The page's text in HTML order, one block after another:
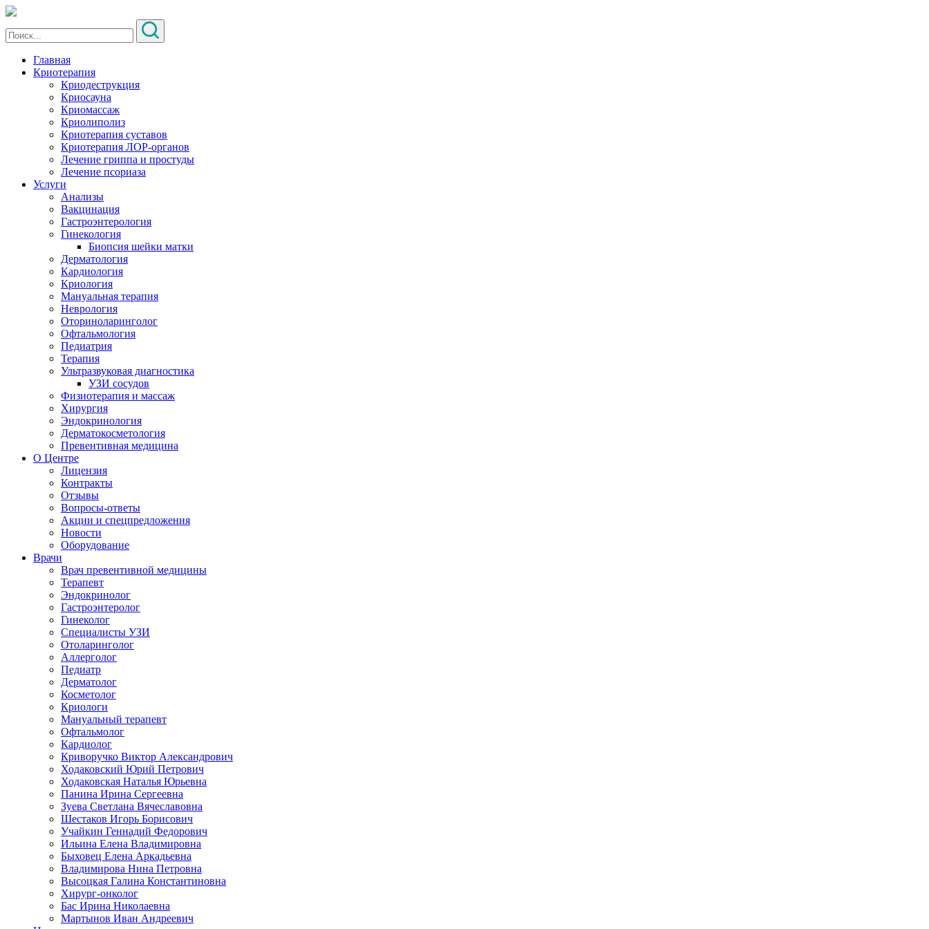
Главная
Криотерапия
Криодеструкция
Криосауна
Криомассаж
Криолиполиз
Криотерапия суставов
Криотерапия ЛОР-органов
Лечение гриппа и простуды
Лечение псориаза
Услуги
Анализы
Вакцинация
Гастроэнтерология
Гинекология
Биопсия шейки матки
Дерматология
Кардиология
Криология
Мануальная терапия
Неврология
Оториноларинголог
Офтальмология
Педиатрия
Терапия
Ультразвуковая диагностика
УЗИ сосудов
Физиотерапия и массаж
Хирургия
Эндокринология
Дерматокосметология
Превентивная медицина
О Центре
Лицензия
Контракты
Отзывы
Вопросы-ответы
Акции и спецпредложения
Новости
Оборудование
Врачи
Врач превентивной медицины
Терапевт
Эндокринолог
Гастроэнтеролог
Гинеколог
Специалисты УЗИ
Отоларинголог
Аллерголог
Педиатр
Дерматолог
Косметолог
Криологи
Мануальный терапевт
Офтальмолог
Кардиолог
Криворучко Виктор Александрович
Ходаковский Юрий Петрович
Ходаковская Наталья Юрьевна
Панина Ирина Сергеевна
Зуева Светлана Вячеславовна
Шестаков Игорь Борисович
Учайкин Геннадий Федорович
Ильина Елена Владимировна
Быховец Елена Аркадьевна
Владимирова Нина Петровна
Высоцкая Галина Константиновна
Хирург-онколог
Бас Ирина Николаевна
Мартынов Иван Андреевич